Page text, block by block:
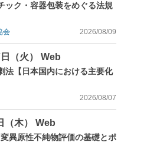
ック・容器包装をめぐる法規
会 2026/08/09
（火） Web
法【日本国内における主要化
2026/08/07
（木） Web
異原性不純物評価の基礎とポ